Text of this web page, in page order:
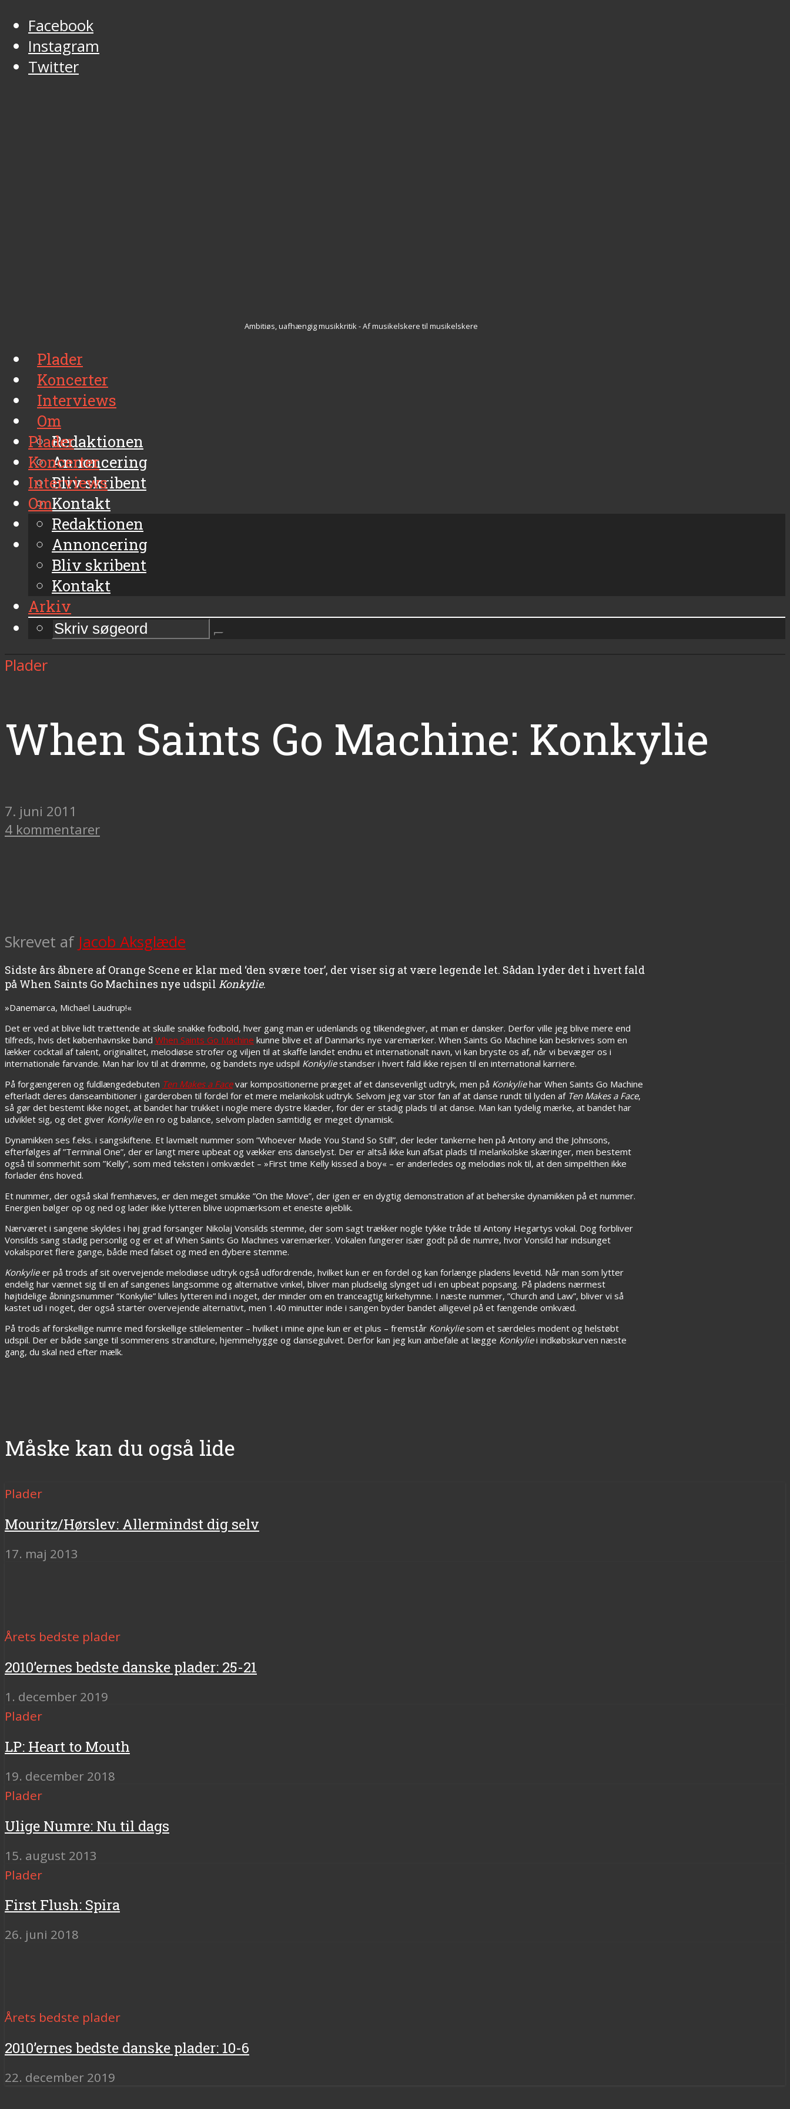
Facebook
Instagram
Twitter
Ambitiøs, uafhængig musikkritik - Af musikelskere til musikelskere
Plader
Koncerter
Interviews
Om
Redaktionen
Annoncering
Bliv skribent
Kontakt
Arkiv
Plader
Koncerter
Interviews
Om
Redaktionen
Annoncering
Bliv skribent
Kontakt
Arkiv
Plader
When Saints Go Machine: Konkylie
7. juni 2011
4 kommentarer
Skrevet af Jacob Aksglæde
Sidste års åbnere af Orange Scene er klar med ‘den svære toer’, der viser sig at være legende let. Sådan lyder det i hvert fald
på When Saints Go Machines nye udspil Konkylie.
»Danemarca, Michael Laudrup!«
Det er ved at blive lidt trættende at skulle snakke fodbold, hver gang man er udenlands og tilkendegiver, at man er dansker. Derfor ville jeg blive mere end
tilfreds, hvis det københavnske band When Saints Go Machine kunne blive et af Danmarks nye varemærker. When Saints Go Machine kan beskrives som en
lækker cocktail af talent, originalitet, melodiøse strofer og viljen til at skaffe landet endnu et internationalt navn, vi kan bryste os af, når vi bevæger os i
internationale farvande. Man har lov til at drømme, og bandets nye udspil Konkyliestandser i hvert fald ikke rejsen til en international karriere.
På forgængeren og fuldlængedebuten Ten Makes a Facevar kompositionerne præget af et dansevenligt udtryk, men på Konkyliehar When Saints Go Machine
efterladt deres danseambitioner i garderoben til fordel for et mere melankolsk udtryk. Selvom jeg var stor fan af at danse rundt til lyden af Ten Makes a Face,
så gør det bestemt ikke noget, at bandet har trukket i nogle mere dystre klæder, for der er stadig plads til at danse. Man kan tydelig mærke, at bandet har
udviklet sig, og det giver Konkylieen ro og balance, selvom pladen samtidig er meget dynamisk.
Dynamikken ses f.eks. i sangskiftene. Et lavmælt nummer som ”Whoever Made You Stand So Still”, der leder tankerne hen på Antony and the Johnsons,
efterfølges af ”Terminal One”, der er langt mere upbeat og vækker ens danselyst. Der er altså ikke kun afsat plads til melankolske skæringer, men bestemt
også til sommerhit som ”Kelly”, som med teksten i omkvædet – »First time Kelly kissed a boy« – er anderledes og melodiøs nok til, at den simpelthen ikke
forlader éns hoved.
Et nummer, der også skal fremhæves, er den meget smukke ”On the Move”, der igen er en dygtig demonstration af at beherske dynamikken på et nummer.
Energien bølger op og ned og lader ikke lytteren blive uopmærksom et eneste øjeblik.
Nærværet i sangene skyldes i høj grad forsanger Nikolaj Vonsilds stemme, der som sagt trækker nogle tykke tråde til Antony Hegartys vokal. Dog forbliver
Vonsilds sang stadig personlig og er et af When Saints Go Machines varemærker. Vokalen fungerer især godt på de numre, hvor Vonsild har indsunget
vokalsporet flere gange, både med falset og med en dybere stemme.
Konkylieer på trods af sit overvejende melodiøse udtryk også udfordrende, hvilket kun er en fordel og kan forlænge pladens levetid. Når man som lytter
endelig har vænnet sig til en af sangenes langsomme og alternative vinkel, bliver man pludselig slynget ud i en upbeat popsang. På pladens nærmest
højtidelige åbningsnummer ”Konkylie” lulles lytteren ind i noget, der minder om en tranceagtig kirkehymne. I næste nummer, ”Church and Law”, bliver vi så
kastet ud i noget, der også starter overvejende alternativt, men 1.40 minutter inde i sangen byder bandet alligevel på et fængende omkvæd.
På trods af forskellige numre med forskellige stilelementer – hvilket i mine øjne kun er et plus – fremstår Konkyliesom et særdeles modent og helstøbt
udspil. Der er både sange til sommerens strandture, hjemmehygge og dansegulvet. Derfor kan jeg kun anbefale at lægge Konkyliei indkøbskurven næste
gang, du skal ned efter mælk.
Måske kan du også lide
Plader
Mouritz/Hørslev: Allermindst dig selv
17. maj 2013
Årets bedste plader
2010’ernes bedste danske plader: 25-21
1. december 2019
Plader
LP: Heart to Mouth
19. december 2018
Plader
Ulige Numre: Nu til dags
15. august 2013
Plader
First Flush: Spira
26. juni 2018
Årets bedste plader
2010’ernes bedste danske plader: 10-6
22. december 2019